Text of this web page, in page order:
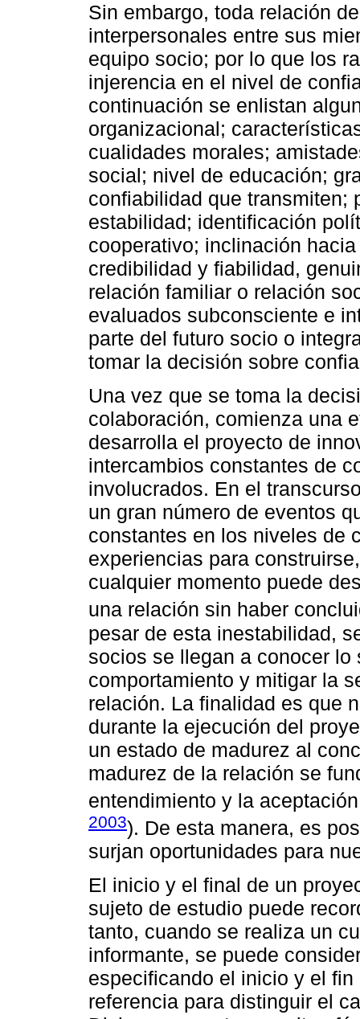
Sin embargo, toda relación
interpersonales entre sus
equipo socio; por lo que los
injerencia en el nivel de
continuación se enlistan
organizacional;
cualidades morales;
social; nivel de educación;
confiabilidad que transmiten;
estabilidad; identificación
cooperativo; inclinación
credibilidad y fiabilidad,
relación familiar o relación
evaluados subconsciente e
parte del futuro socio o
tomar la decisión sobre
Una vez que se toma la
colaboración, comienza una
desarrolla el proyecto de
intercambios constantes de
involucrados. En el
un gran número de eventos
constantes en los niveles de
experiencias para
cualquier momento puede
una relación sin haber
pesar de esta inestabilidad,
socios se llegan a conocer
comportamiento y mitigar la
relación. La finalidad es que
durante la ejecución del
un estado de madurez al
madurez de la relación se
entendimiento y la
2003). De esta manera, es
surjan oportunidades para
El inicio y el final de un
sujeto de estudio puede
tanto, cuando se realiza un
informante, se puede
especificando el inicio y el
referencia para distinguir el